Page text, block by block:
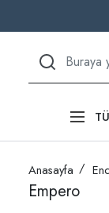
Anasayfa
Empero